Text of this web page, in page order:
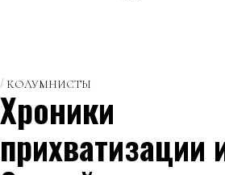
КОЛУМНИСТЫ
Хроники
прихватизации